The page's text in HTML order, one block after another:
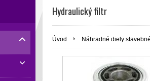
Hydraulický filtr
Úvod Náhradné diely